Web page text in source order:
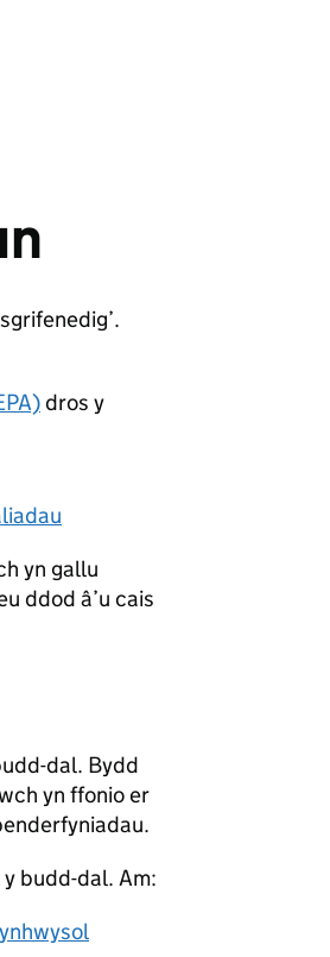
dros y
yn gallu
ddod â’u cais
dal. Bydd
yn ffonio er
budd-dal. Am: